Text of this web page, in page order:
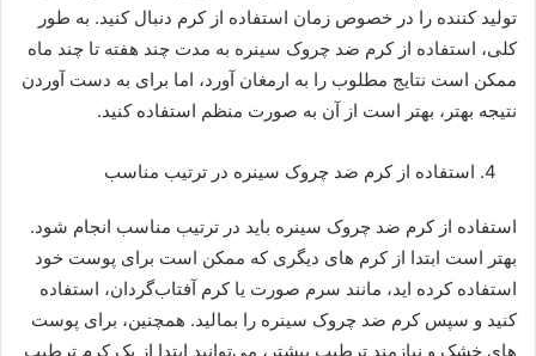
تولید کننده را در خصوص زمان استفاده از کرم دنبال کنید. به طور
کلی، استفاده از کرم ضد چروک سینره به مدت چند هفته تا چند ماه
ممکن است نتایج مطلوب را به ارمغان آورد، اما برای به دست آوردن
نتیجه بهتر، بهتر است از آن به صورت منظم استفاده کنید.
استفاده از کرم ضد چروک سینره در ترتیب مناسب
استفاده از کرم ضد چروک سینره باید در ترتیب مناسب انجام شود.
بهتر است ابتدا از کرم های دیگری که ممکن است برای پوست خود
استفاده کرده اید، مانند سرم صورت یا کرم آفتاب‌گردان، استفاده
کنید و سپس کرم ضد چروک سینره را بمالید. همچنین، برای پوست
های خشک و نیازمند ترطیب بیشتر، می‌توانید ابتدا از یک کرم ترطیب